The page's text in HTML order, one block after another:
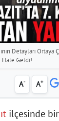
Detayları Ortaya
Hale Geldi!
A- A+
ilçesinde